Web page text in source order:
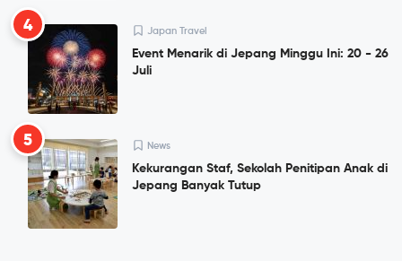
4 Japan Travel
Event Menarik di Jepang Minggu Ini: 20 - 26
Juli
5 News
Kekurangan Staf, Sekolah Penitipan Anak di
Jepang Banyak Tutup